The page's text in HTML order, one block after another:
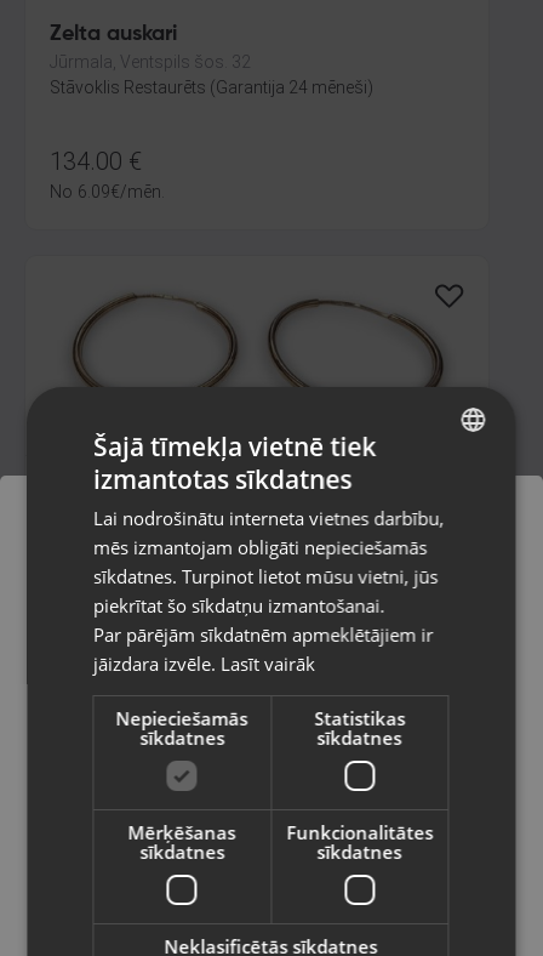
Zelta auskari
Jūrmala, Ventspils šos. 32
Stāvoklis Restaurēts (Garantija 24 mēneši)
134.00 €
No 6.09€/mēn.
Zelts Auskaru pāris
Rīga, Merķeļa iela 7
Stāvoklis Restaurēts (Garantija 24 mēneši)
165.00€
/mēn.
Zelta auskari
Pasūtījumi tiks piegādāti uz
izvēlēto valsti
Vietnes saturs būs attēlots izvēlētajā
valodā
Valsts
Latviešu / Latvian
RUSSIAN
Šajā tīmekļa vietnē tiek
izmantotas sīkdatnes
Lai nodrošinātu interneta vietnes darbību,
mēs izmantojam obligāti nepieciešamās
sīkdatnes. Turpinot lietot mūsu vietni, jūs
piekrītat šo sīkdatņu izmantošanai.
Par pārējām sīkdatnēm apmeklētājiem ir
jāizdara izvēle. Lasīt vairāk
Nepieciešamās
sīkdatnes
Statistikas
sīkdatnes
Mērķēšanas
sīkdatnes
Funkcionalitātes
sīkdatnes
Neklasificētās sīkdatnes